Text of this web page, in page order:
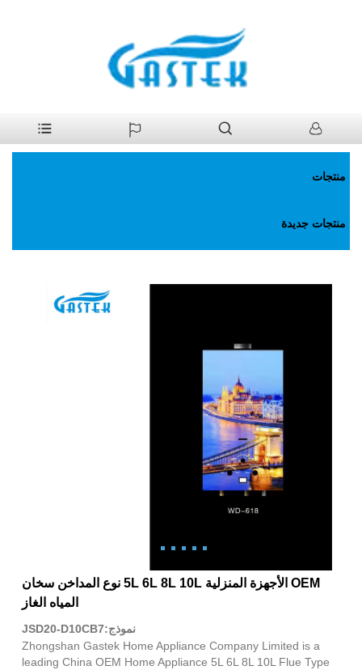
سخان مياه غاز
منتجات
منتجات جديدة
OEM الأجهزة المنزلية 5L 6L 8L 10L نوع المداخن سخان
المياه الغاز
نموذج:JSD20-D10CB7
Zhongshan Gastek Home Appliance Company Limited is a
leading China OEM Home Appliance 5L 6L 8L 10L Flue Type